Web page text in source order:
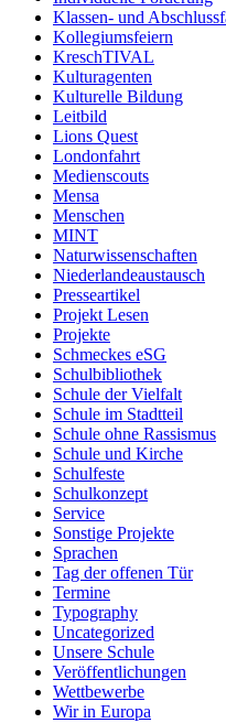
Klassen- und
Kollegiumsfeiern
KreschTIVAL
Kulturagenten
Kulturelle Bildung
Leitbild
Lions Quest
Londonfahrt
Medienscouts
Mensa
Menschen
MINT
Naturwissenschaften
Niederlandeaustausch
Presseartikel
Projekt Lesen
Projekte
Schmeckes eSG
Schulbibliothek
Schule der Vielfalt
Schule im Stadtteil
Schule ohne Rassismus
Schule und Kirche
Schulfeste
Schulkonzept
Service
Sonstige Projekte
Sprachen
Tag der offenen Tür
Termine
Typography
Uncategorized
Unsere Schule
Veröffentlichungen
Wettbewerbe
Wir in Europa